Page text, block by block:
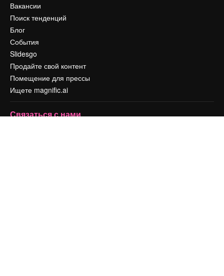
Вакансии
Поиск тенденций
Блог
События
Slidesgo
Продайте свой контент
Помещение для прессы
Ищете magnific.ai
Связаться с нами